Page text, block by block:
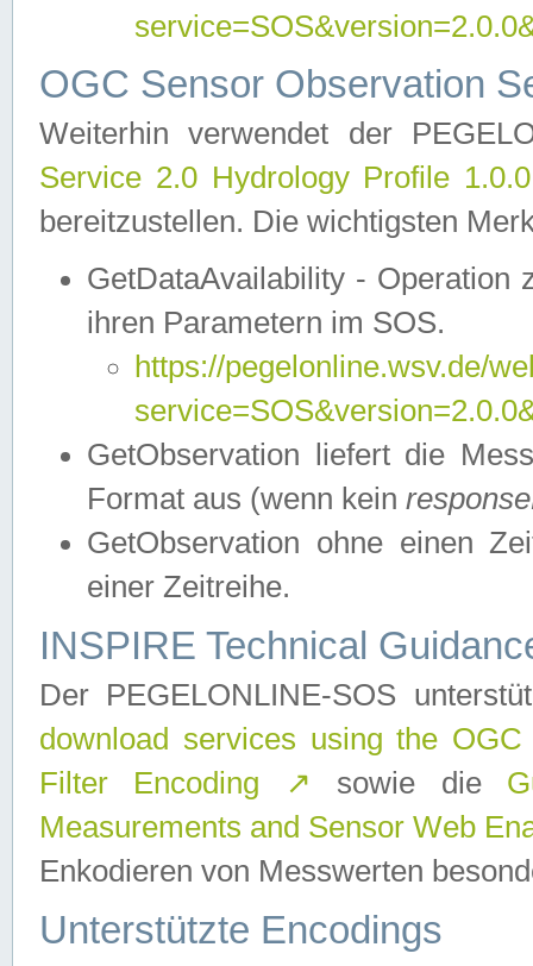
OGC Sensor Observation
Weiterhin verwendet der
Service 2.0 Hydrology Profile
bereitzustellen. Die wichtigsten
GetDataAvailability - Operation
ihren Parametern im SOS.
https://pegelonline.wsv.de/
GetObservation liefert die
Format aus (wenn kein
GetObservation ohne einen
einer Zeitreihe.
INSPIRE Technical
Der PEGELONLINE-SOS
download services using the
Filter Encoding
↗ sowie die
Measurements and Sensor Web
Enkodieren von Messwerten
Unterstützte Encodings